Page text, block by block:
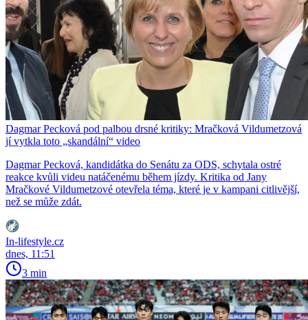
Dagmar Pecková pod palbou drsné kritiky: Mračková Vildumetzová
jí vytkla toto „skandální“ video
Dagmar Pecková, kandidátka do Senátu za ODS, schytala ostré
reakce kvůli videu natáčenému během jízdy. Kritika od Jany
Mračkové Vildumetzové otevřela téma, které je v kampani citlivější,
než se může zdát.
In-lifestyle.cz
dnes, 11:51
3 min